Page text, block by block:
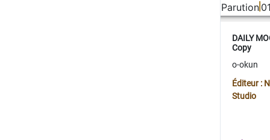
Parution
DAILY
Copy
o-okun
Éditeur :
Studio